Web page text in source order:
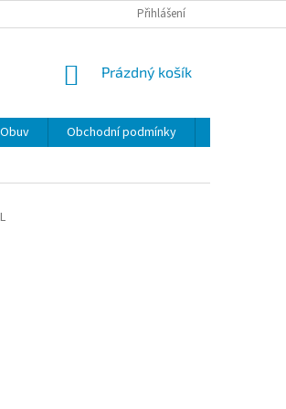
Přihlášení
NÁKUPNÍ
Prázdný košík
Obuv Obchodní podmínky